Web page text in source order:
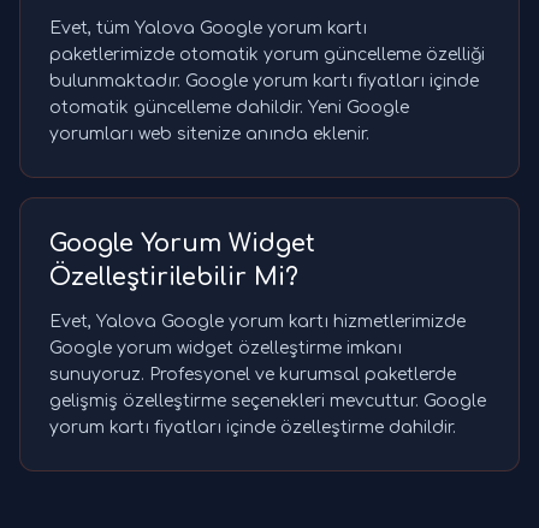
Evet, tüm Yalova Google yorum kartı
paketlerimizde otomatik yorum güncelleme özelliği
bulunmaktadır. Google yorum kartı fiyatları içinde
otomatik güncelleme dahildir. Yeni Google
yorumları web sitenize anında eklenir.
Google Yorum Widget
Özelleştirilebilir Mi?
Evet, Yalova Google yorum kartı hizmetlerimizde
Google yorum widget özelleştirme imkanı
sunuyoruz. Profesyonel ve kurumsal paketlerde
gelişmiş özelleştirme seçenekleri mevcuttur. Google
yorum kartı fiyatları içinde özelleştirme dahildir.